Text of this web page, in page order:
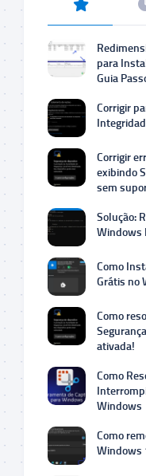
para
Guia
Corrigir
Corrigir
exibindo
sem
Solução:
Windows
Como
Grátis no
Como
ativada!
Como
Windows
Como
Windows